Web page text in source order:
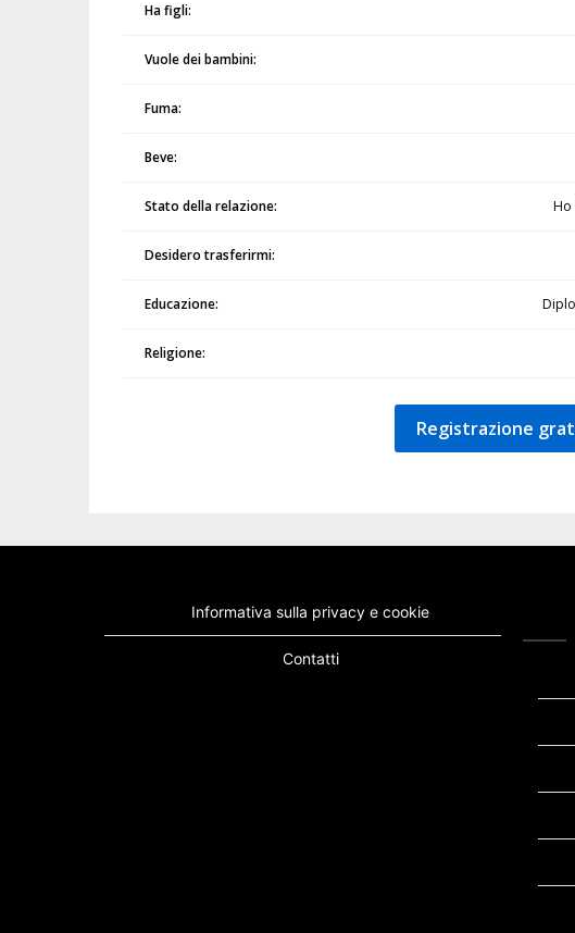
Ha figli:
Vuole dei bambini:
Fuma:
Beve:
Stato della relazione: Ho
Desidero trasferirmi:
Educazione:
Religione:
Registrazione
Informativa sulla privacy e cookie
Contatti